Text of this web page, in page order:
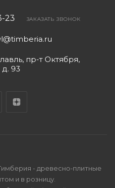
23 ЗАКАЗАТЬ ЗВОНОК
пр-т Октября,
д. 93
- древесно-плитные
и в розницу.